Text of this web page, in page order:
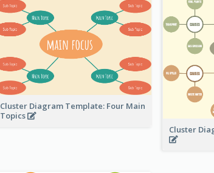
Cluster Diagram Template: Four Main
Topics
Cluster